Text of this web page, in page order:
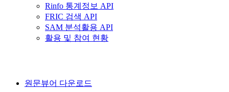
Rinfo 통계정보 API
FRIC 검색 API
SAM 분석활용 API
활용 및 참여 현황
원문뷰어 다운로드